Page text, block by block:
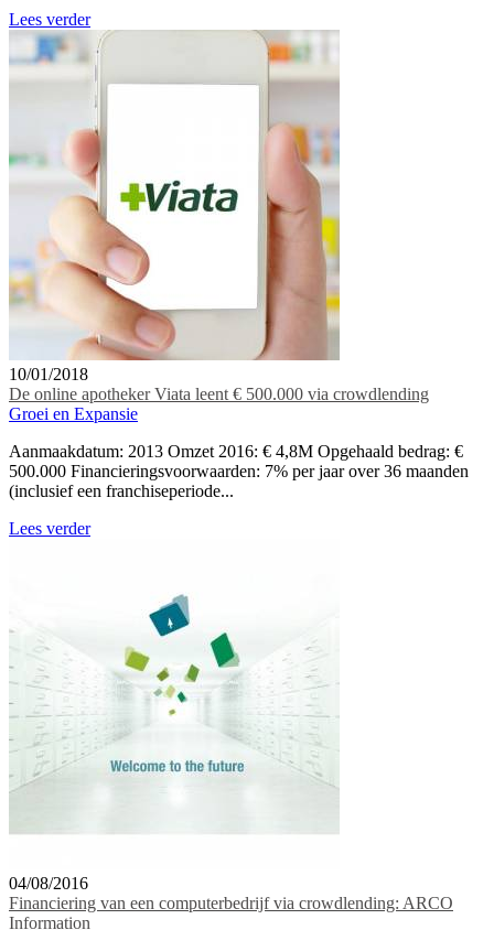
Lees verder
10/01/2018
De online apotheker Viata leent € 500.000 via crowdlending
Groei en Expansie
Aanmaakdatum: 2013 Omzet 2016: € 4,8M Opgehaald bedrag: €
500.000 Financieringsvoorwaarden: 7% per jaar over 36 maanden
(inclusief een franchiseperiode...
Lees verder
04/08/2016
Financiering van een computerbedrijf via crowdlending: ARCO
Information